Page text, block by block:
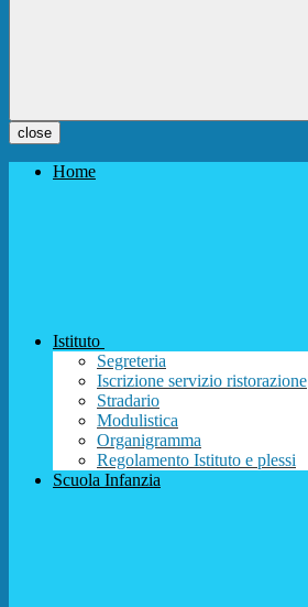
close
Home
Istituto
Segreteria
Iscrizione servizio ristorazione
Stradario
Modulistica
Organigramma
Regolamento Istituto e plessi
Scuola Infanzia